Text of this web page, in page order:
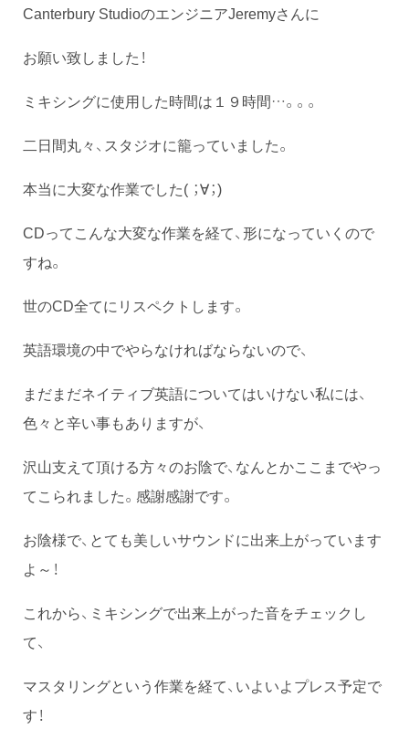
Canterbury StudioのエンジニアJeremyさんに
お願い致しました！
ミキシングに使用した時間は１９時間…。。。
二日間丸々、スタジオに籠っていました。
本当に大変な作業でした( ；∀；)
CDってこんな大変な作業を経て、形になっていくので
すね。
世のCD全てにリスペクトします。
英語環境の中でやらなければならないので、
まだまだネイティブ英語についてはいけない私には、
色々と辛い事もありますが、
沢山支えて頂ける方々のお陰で、なんとかここまでやっ
てこられました。感謝感謝です。
お陰様で、とても美しいサウンドに出来上がっています
よ～！
これから、ミキシングで出来上がった音をチェックし
て、
マスタリングという作業を経て、いよいよプレス予定で
す！